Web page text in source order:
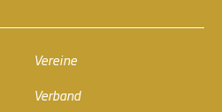
Vereine
Verband